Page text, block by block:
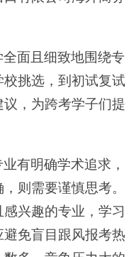
面且细致地围绕专
挑选，到初试复试
，为跨考学子们提
有明确学术追求，
则需要谨慎思考。
兴趣的专业，学习
免盲目跟风报考热